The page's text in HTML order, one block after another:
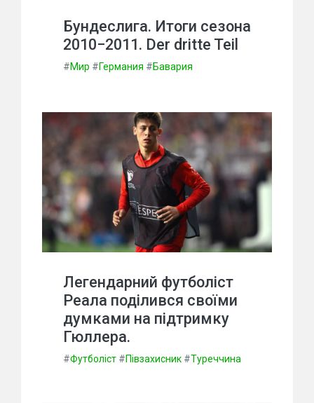
Бундеслига. Итоги сезона
2010−2011. Der dritte Teil
#Мир #Германия #Бавария
Легендарний футболіст
Реала поділився своїми
думками на підтримку
Гюллера.
#Футболіст #Півзахисник #Туреччина